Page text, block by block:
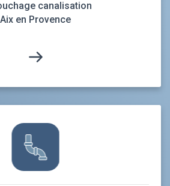
canalisation
Aix en Provence